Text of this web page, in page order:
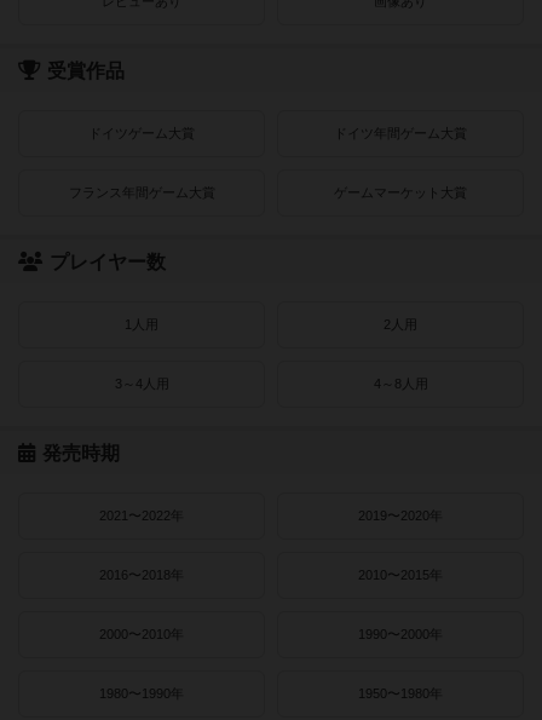
受賞作品
ドイツゲーム大賞 ドイツ年間ゲーム大賞
フランス年間ゲーム大賞 ゲームマーケット大賞
プレイヤー数
1人用 2人用
3～4人用 4～8人用
発売時期
2021〜2022年 2019〜2020年
2016〜2018年 2010〜2015年
2000〜2010年 1990〜2000年
1980〜1990年 1950〜1980年